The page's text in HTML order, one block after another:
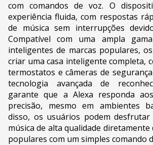
com comandos de voz. O
experiência fluida, com respostas
de música sem interrupções
Compatível com uma ampla
inteligentes de marcas populares,
criar uma casa inteligente completa,
termostatos e câmeras de
tecnologia avançada de
garante que a Alexa responda
precisão, mesmo em ambientes
disso, os usuários podem
música de alta qualidade diretamente
populares com um simples comando